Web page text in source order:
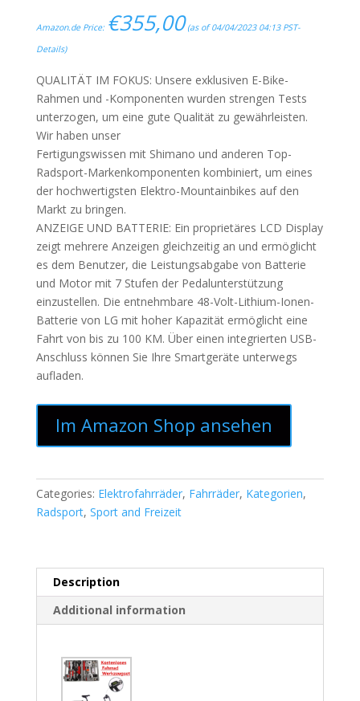
Amazon.de Price: €355,00(as of 04/04/2023 04:13 PST-
Details)
QUALITÄT IM FOKUS: Unsere exklusiven E-Bike-
Rahmen und -Komponenten wurden strengen Tests
unterzogen, um eine gute Qualität zu gewährleisten.
Wir haben unser
Fertigungswissen mit Shimano und anderen Top-
Radsport-Markenkomponenten kombiniert, um eines
der hochwertigsten Elektro-Mountainbikes auf den
Markt zu bringen.
ANZEIGE UND BATTERIE: Ein proprietäres LCD Display
zeigt mehrere Anzeigen gleichzeitig an und ermöglicht
es dem Benutzer, die Leistungsabgabe von Batterie
und Motor mit 7 Stufen der Pedalunterstützung
einzustellen. Die entnehmbare 48-Volt-Lithium-Ionen-
Batterie von LG mit hoher Kapazität ermöglicht eine
Fahrt von bis zu 100 KM. Über einen integrierten USB-
Anschluss können Sie Ihre Smartgeräte unterwegs
aufladen.
Im Amazon Shop ansehen
Categories: Elektrofahrräder, Fahrräder, Kategorien,
Radsport, Sport and Freizeit
Description
Additional information